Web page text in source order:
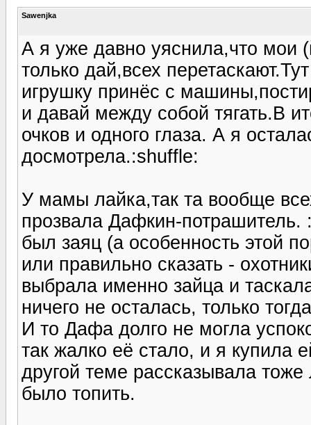
Sawenjka
А я уже давно уяснила,что мои
только дай,всех
игрушку принёс с
и давай между собой тягать.В
очков и одного глаза. А я
досмотрела.:shuffle:
У мамы лайка,так та вообще
прозвала Дафкин-
был заяц (а особенность этой
или правильно сказать -
выбрала именно зайца и
ничего не осталась, только
И то Дафа долго не могла
так жалко её стало, и я купила
другой теме рассказывала
было топить.